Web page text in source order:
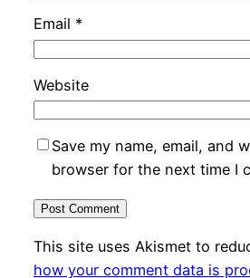
Email *
Website
Save my name, email, and
browser for the next time I
This site uses Akismet to
how your comment data is